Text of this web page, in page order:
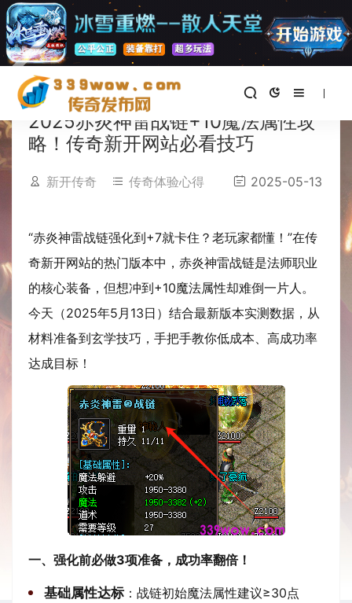
首页
2025赤炎神雷战链+10魔法属性攻
略！传奇新开网站必看技巧
新开传奇 传奇体验心得 2025-05-13
“赤炎神雷战链强化到+7就卡住？老玩家都懂！”在传
奇新开网站的热门版本中，赤炎神雷战链是法师职业
的核心装备，但想冲到+10魔法属性却难倒一片人。
今天（2025年5月13日）结合最新版本实测数据，从
材料准备到玄学技巧，手把手教你低成本、高成功率
达成目标！
一、强化前必做3项准备，成功率翻倍！
基础属性达标：战链初始魔法属性建议≥30点